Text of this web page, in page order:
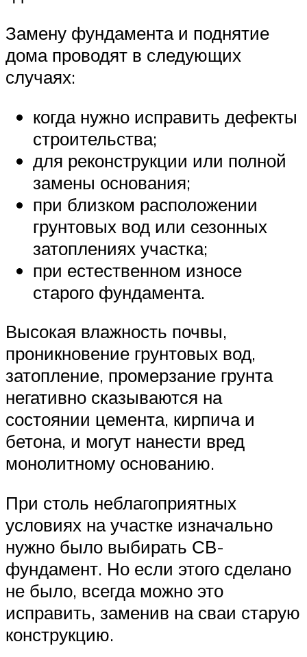
Замену фундамента и поднятие
дома проводят в следующих
случаях:
когда нужно исправить дефекты
строительства;
для реконструкции или полной
замены основания;
при близком расположении
грунтовых вод или сезонных
затоплениях участка;
при естественном износе
старого фундамента.
Высокая влажность почвы,
проникновение грунтовых вод,
затопление, промерзание грунта
негативно сказываются на
состоянии цемента, кирпича и
бетона, и могут нанести вред
монолитному основанию.
При столь неблагоприятных
условиях на участке изначально
нужно было выбирать СВ-
фундамент. Но если этого сделано
не было, всегда можно это
исправить, заменив на сваи старую
конструкцию.